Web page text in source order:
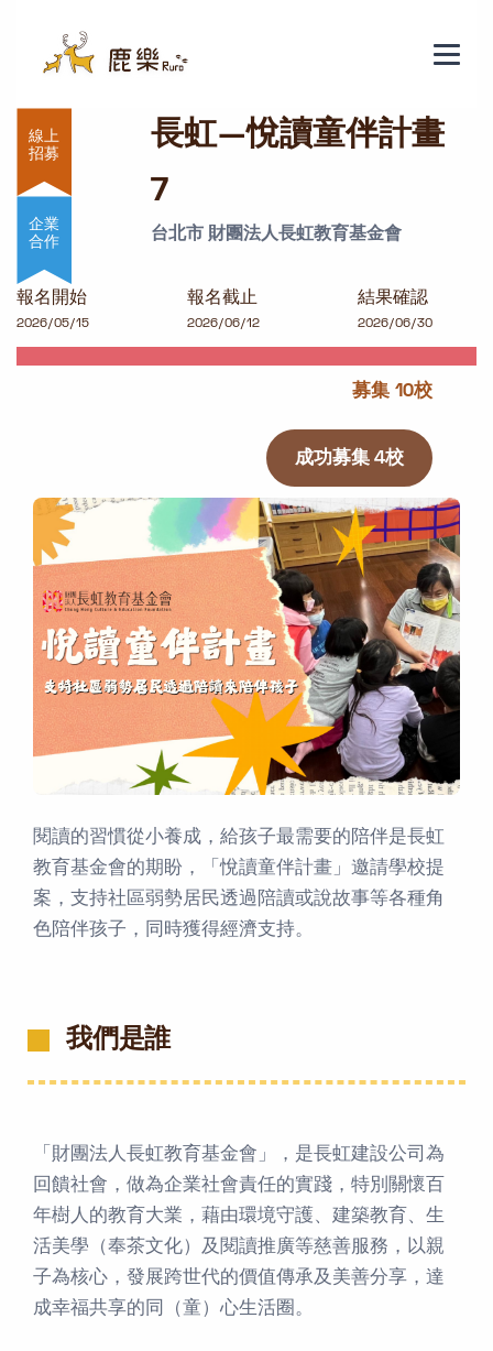
長虹—悅讀童伴計畫7
企業
合作
長虹—悅讀童伴計畫
7
台北市 財團法人長虹教育基金會
報名開始
2026/05/15
報名截止
2026/06/12
結果確認
2026/06/30
募集 10校
成功募集 4校
閱讀的習慣從小養成，給孩子最需要的陪伴是長虹
教育基金會的期盼，「悅讀童伴計畫」邀請學校提
案，支持社區弱勢居民透過陪讀或說故事等各種角
色陪伴孩子，同時獲得經濟支持。
我們是誰
「財團法人長虹教育基金會」，是長虹建設公司為
回饋社會，做為企業社會責任的實踐，特別關懷百
年樹人的教育大業，藉由環境守護、建築教育、生
活美學（奉茶文化）及閱讀推廣等慈善服務，以親
子為核心，發展跨世代的價值傳承及美善分享，達
成幸福共享的同（童）心生活圈。